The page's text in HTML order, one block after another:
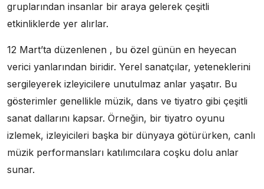
gruplarından insanlar bir araya gelerek çeşitli
etkinliklerde yer alırlar.
12 Mart’ta düzenlenen , bu özel günün en heyecan
verici yanlarından biridir. Yerel sanatçılar, yeteneklerini
sergileyerek izleyicilere unutulmaz anlar yaşatır. Bu
gösterimler genellikle müzik, dans ve tiyatro gibi çeşitli
sanat dallarını kapsar. Örneğin, bir tiyatro oyunu
izlemek, izleyicileri başka bir dünyaya götürürken, canlı
müzik performansları katılımcılara coşku dolu anlar
sunar.